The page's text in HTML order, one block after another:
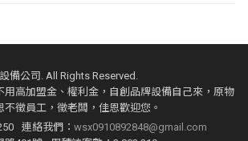
備公司. All Rights Reserved.
用高加盟金、權利金，自創品牌設備自己來，原物
徵員工，徵老闆，佳恩歡迎您。
連絡我們： wsx0910892848@gmail.com